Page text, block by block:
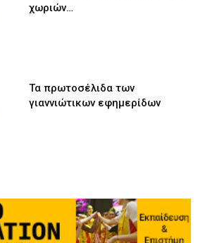
χωριών…
Τα πρωτοσέλιδα των
γιαννιώτικων εφημερίδων